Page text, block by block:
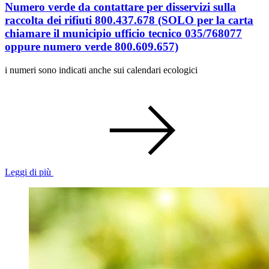
Numero verde da contattare per disservizi sulla
raccolta dei rifiuti 800.437.678 (SOLO per la carta
chiamare il municipio ufficio tecnico 035/768077
oppure numero verde 800.609.657)
i numeri sono indicati anche sui calendari ecologici
Leggi di più